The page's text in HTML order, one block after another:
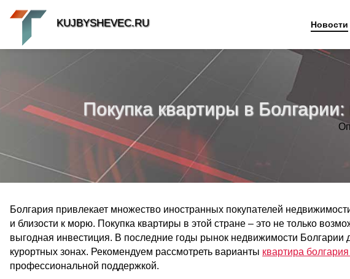
Покупка квартиры в
Болгария привлекает множество иностранных покупателей
и близости к морю. Покупка квартиры в этой стране – это не только
выгодная инвестиция. В последние годы рынок недвижимости Болгарии
курортных зонах. Рекомендуем рассмотреть варианты квартира болгария
профессиональной поддержкой.
KUJBYSHEVEC.RU Новости